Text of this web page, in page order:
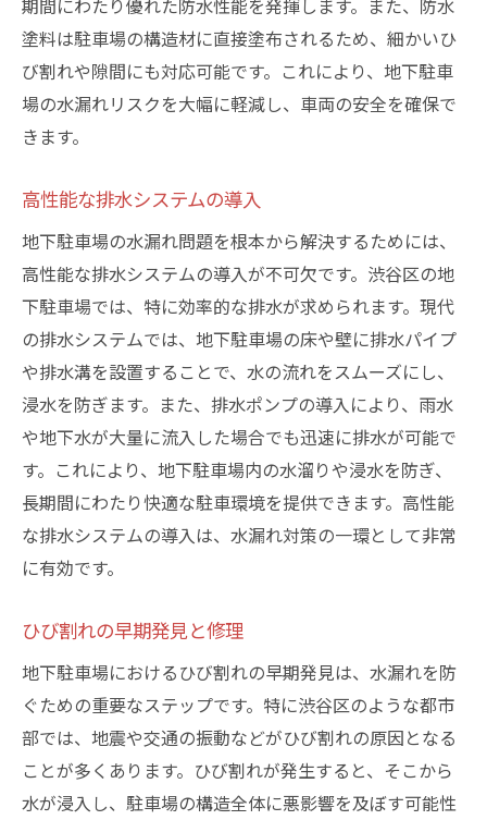
期間にわたり優れた防水性能を発揮します。また、防水
塗料は駐車場の構造材に直接塗布されるため、細かいひ
び割れや隙間にも対応可能です。これにより、地下駐車
場の水漏れリスクを大幅に軽減し、車両の安全を確保で
きます。
高性能な排水システムの導入
地下駐車場の水漏れ問題を根本から解決するためには、
高性能な排水システムの導入が不可欠です。渋谷区の地
下駐車場では、特に効率的な排水が求められます。現代
の排水システムでは、地下駐車場の床や壁に排水パイプ
や排水溝を設置することで、水の流れをスムーズにし、
浸水を防ぎます。また、排水ポンプの導入により、雨水
や地下水が大量に流入した場合でも迅速に排水が可能で
す。これにより、地下駐車場内の水溜りや浸水を防ぎ、
長期間にわたり快適な駐車環境を提供できます。高性能
な排水システムの導入は、水漏れ対策の一環として非常
に有効です。
ひび割れの早期発見と修理
地下駐車場におけるひび割れの早期発見は、水漏れを防
ぐための重要なステップです。特に渋谷区のような都市
部では、地震や交通の振動などがひび割れの原因となる
ことが多くあります。ひび割れが発生すると、そこから
水が浸入し、駐車場の構造全体に悪影響を及ぼす可能性